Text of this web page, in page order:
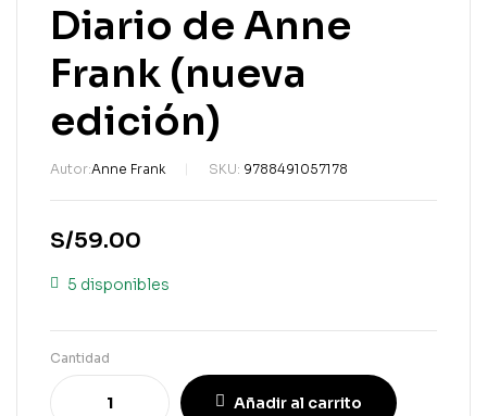
Diario de Anne
Frank (nueva
edición)
Autor:Anne Frank SKU: 9788491057178
S/59.00
5 disponibles
Cantidad
Añadir al carrito